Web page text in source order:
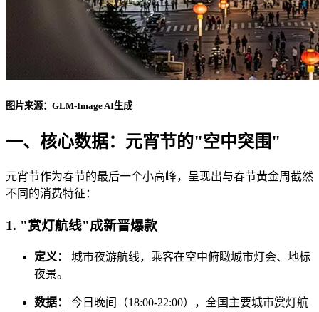
图片来源：GLM-Image AI生成
一、核心数据：元宵节的"空中突围"
元宵节作为春节的最后一个小高峰，呈现出与春节黄金周截然
不同的消费特征：
1. "赏灯航线"成新晋爆款
定义：
城市夜游航线，乘客在空中俯瞰城市灯会、地标
夜景。
数据：
今日晚间（18:00-22:00），全国主要城市赏灯航